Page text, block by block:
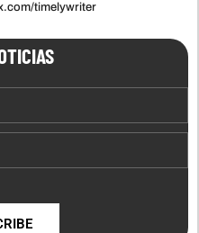
timelywriter